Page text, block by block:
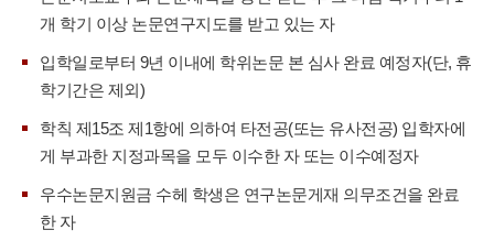
개 학기 이상 논문연구지도를 받고 있는 자
입학일로부터 9년 이내에 학위논문 본 심사 완료 예정자(단, 휴
학기간은 제외)
학칙 제15조 제1항에 의하여 타전공(또는 유사전공) 입학자에
게 부과한 지정과목을 모두 이수한 자 또는 이수예정자
우수논문지원금 수헤 학생은 연구논문게재 의무조건을 완료
한 자